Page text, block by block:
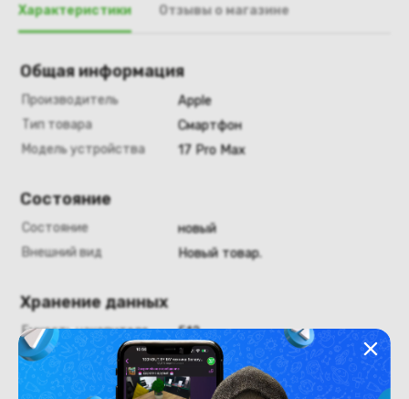
Характеристики Отзывы о магазине
Общая информация
Производитель
Apple
Тип товара
Смартфон
Модель устройства
17 Pro Max
Состояние
Состояние
новый
Внешний вид
Новый товар.
Хранение данных
Емкость накопителя 512
Конструкция